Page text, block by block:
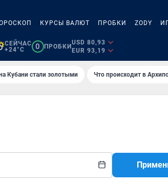
КУРСЫ ВАЛЮТ ПРОБКИ ZODY
СЕЙЧАС
+24°C
0 ПРОБКИ
USD 80,93
EUR 93,19
Кубани стали золотыми Что происходит в